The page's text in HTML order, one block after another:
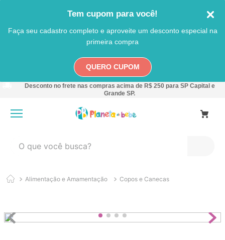
Tem cupom para você!
Faça seu cadastro completo e aproveite um desconto especial na
primeira compra
QUERO CUPOM
Desconto no frete nas compras acima de R$ 250 para SP Capital e
Grande SP.
Alimentação e Amamentação Copos e Canecas
1 º
carro